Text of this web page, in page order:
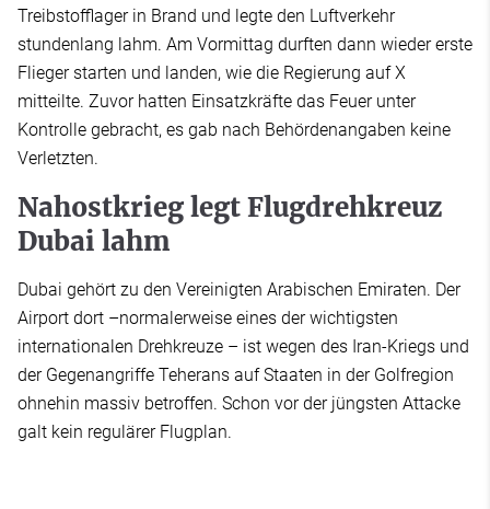
Treibstofflager in Brand und legte den Luftverkehr
stundenlang lahm. Am Vormittag durften dann wieder erste
Flieger starten und landen, wie die Regierung auf X
mitteilte. Zuvor hatten Einsatzkräfte das Feuer unter
Kontrolle gebracht, es gab nach Behördenangaben keine
Verletzten.
Nahostkrieg legt Flugdrehkreuz
Dubai lahm
Dubai gehört zu den Vereinigten Arabischen Emiraten. Der
Airport dort –normalerweise eines der wichtigsten
internationalen Drehkreuze – ist wegen des Iran-Kriegs und
der Gegenangriffe Teherans auf Staaten in der Golfregion
ohnehin massiv betroffen. Schon vor der jüngsten Attacke
galt kein regulärer Flugplan.